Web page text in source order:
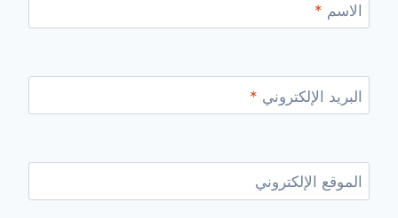
الاسم *
البريد الإلكتروني *
الموقع الإلكتروني